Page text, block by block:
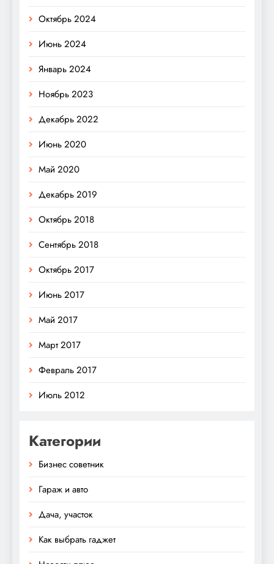
Октябрь 2024
Июнь 2024
Январь 2024
Ноябрь 2023
Декабрь 2022
Июнь 2020
Май 2020
Декабрь 2019
Октябрь 2018
Сентябрь 2018
Октябрь 2017
Июнь 2017
Май 2017
Март 2017
Февраль 2017
Июль 2012
Категории
Бизнес советник
Гараж и авто
Дача, участок
Как выбрать гаджет